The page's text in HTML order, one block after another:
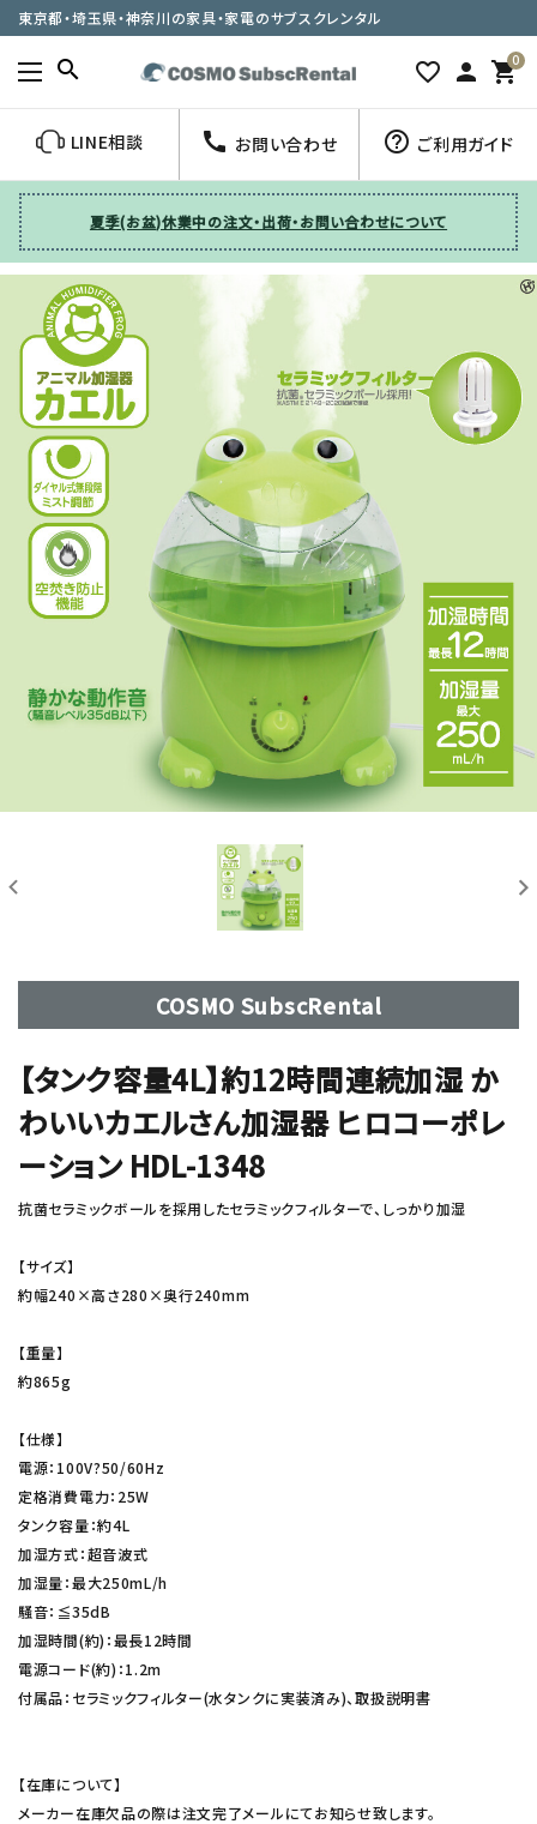
東京都・埼玉県・神奈川の家具・家電のサブスクレンタル
search favorite_border person 0
shopping_cart
LINE相談 call お問い合わせ help_outline ご利用ガイド
夏季(お盆)休業中の注文・出荷・お問い合わせについて
COSMO SubscRental
【タンク容量4L】約12時間連続加湿 か
わいいカエルさん加湿器 ヒロコーポレ
ーション HDL-1348
抗菌セラミックボールを採用したセラミックフィルターで、しっかり加湿
【サイズ】
約幅240×高さ280×奥行240mm
【重量】
約865g
【仕様】
電源：100V?50/60Hz
定格消費電力：25W
タンク容量：約4L
加湿方式：超音波式
加湿量：最大250mL/h
騒音：≦35dB
加湿時間(約)：最長12時間
電源コード(約)：1.2m
付属品：セラミックフィルター(水タンクに実装済み)、取扱説明書
【在庫について】
メーカー在庫欠品の際は注文完了メールにてお知らせ致します。